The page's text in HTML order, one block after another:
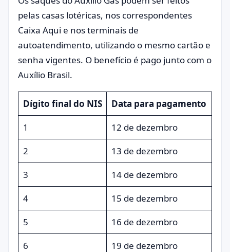
pelas casas lotéricas, nos correspondentes
Caixa Aqui e nos terminais de
autoatendimento, utilizando o mesmo cartão e
senha vigentes. O benefício é pago junto com o
Auxílio Brasil.
Dígito final do NIS
Data para pagamento
1
12 de dezembro
2
13 de dezembro
3
14 de dezembro
4
15 de dezembro
5
16 de dezembro
6
19 de dezembro